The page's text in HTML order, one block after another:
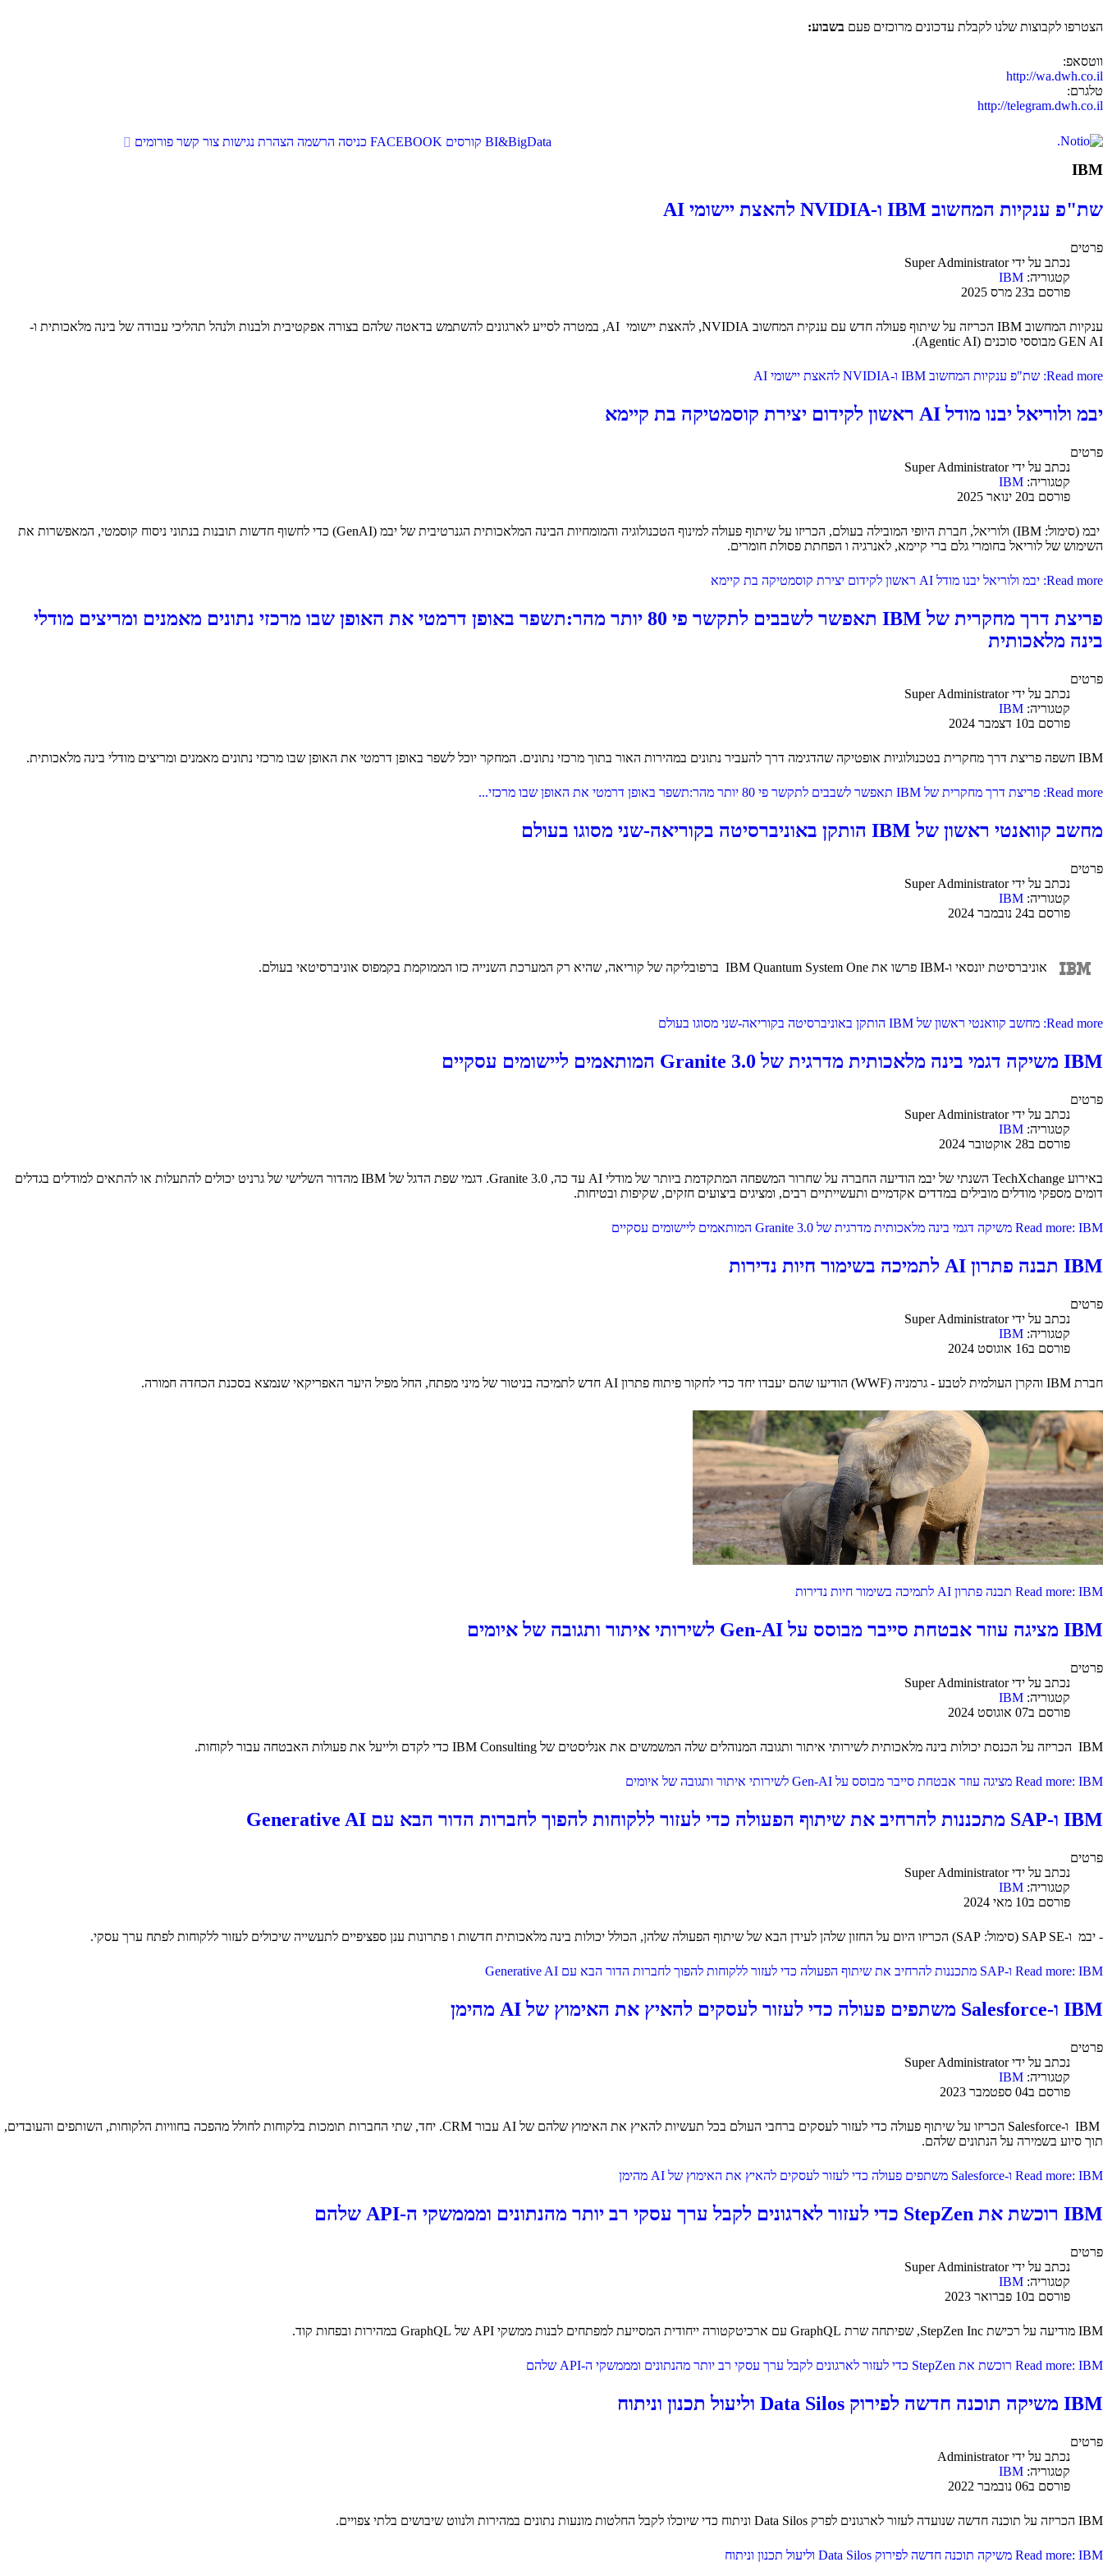
הצטרפו לקבוצות שלנו לקבלת עדכונים מרוכזים פעם בשבוע:
ווטסאפ:
http://wa.dwh.co.il
טלגרם:
http://telegram.dwh.co.il
BI&BigData קורסים FACEBOOK כניסה הרשמה הצהרת נגישות צור קשר פורומים
IBM
שת"פ ענקיות המחשוב IBM ו-NVIDIA להאצת יישומי AI
פרטים
נכתב על ידיSuper Administrator
קטגוריה: IBM
פורסם ב23 מרס 2025
ענקיות המחשוב IBM הכריזה על שיתוף פעולה חדש עם ענקית המחשוב NVIDIA, להאצת יישומי AI, במטרה לסייע לארגונים להשתמש בדאטה שלהם בצורה אפקטיבית ולבנות ולנהל תהליכי עבודה של בינה מלאכותית ו-
GEN AI מבוססי סוכנים (Agentic AI).
Read more: שת"פ ענקיות המחשוב IBM ו-NVIDIA להאצת יישומי AI
יבמ ולוריאל יבנו מודל AI ראשון לקידום יצירת קוסמטיקה בת קיימא
פרטים
נכתב על ידיSuper Administrator
קטגוריה: IBM
פורסם ב20 ינואר 2025
יבמ (סימול: IBM) ולוריאל, חברת היופי המובילה בעולם, הכריזו על שיתוף פעולה למינוף הטכנולוגיה והמומחיות הבינה המלאכותית הגנרטיבית של יבמ (GenAI) כדי לחשוף חדשות תובנות בנתוני ניסוח קוסמטי, המאפשרות את
השימוש של לוריאל בחומרי גלם ברי קיימא, לאנרגיה ו הפחתת פסולת חומרים.
Read more: יבמ ולוריאל יבנו מודל AI ראשון לקידום יצירת קוסמטיקה בת קיימא
פריצת דרך מחקרית של IBM תאפשר לשבבים לתקשר פי 80 יותר מהר:תשפר באופן דרמטי את האופן שבו מרכזי נתונים מאמנים ומריצים מודלי
בינה מלאכותית
פרטים
נכתב על ידיSuper Administrator
קטגוריה: IBM
פורסם ב10 דצמבר 2024
IBM חשפה פריצת דרך מחקרית בטכנולוגיות אופטיקה שהדגימה דרך להעביר נתונים במהירות האור בתוך מרכזי נתונים. המחקר יוכל לשפר באופן דרמטי את האופן שבו מרכזי נתונים מאמנים ומריצים מודלי בינה מלאכותית.
Read more: פריצת דרך מחקרית של IBM תאפשר לשבבים לתקשר פי 80 יותר מהר:תשפר באופן דרמטי את האופן שבו מרכזי...
מחשב קוואנטי ראשון של IBM הותקן באוניברסיטה בקוריאה-שני מסוגו בעולם
פרטים
נכתב על ידיSuper Administrator
קטגוריה: IBM
פורסם ב24 נובמבר 2024
אוניברסיטת יונסאי ו-IBM פרשו את IBM Quantum System One ברפובליקה של קוריאה, שהיא רק המערכת השנייה כזו הממוקמת בקמפוס אוניברסיטאי בעולם.
Read more: מחשב קוואנטי ראשון של IBM הותקן באוניברסיטה בקוריאה-שני מסוגו בעולם
IBM משיקה דגמי בינה מלאכותית מדרגית של Granite 3.0 המותאמים ליישומים עסקיים
פרטים
נכתב על ידיSuper Administrator
קטגוריה: IBM
פורסם ב28 אוקטובר 2024
באירוע TechXchange השנתי של יבמ הודיעה החברה על שחרור המשפחה המתקדמת ביותר של מודלי AI עד כה, Granite 3.0. דגמי שפת הדגל של IBM מהדור השלישי של גרניט יכולים להתעלות או להתאים למודלים בגדלים
דומים מספקי מודלים מובילים במדדים אקדמיים ותעשייתיים רבים, ומציגים ביצועים חזקים, שקיפות ובטיחות.
Read more: IBM משיקה דגמי בינה מלאכותית מדרגית של Granite 3.0 המותאמים ליישומים עסקיים
IBM תבנה פתרון AI לתמיכה בשימור חיות נדירות
פרטים
נכתב על ידיSuper Administrator
קטגוריה: IBM
פורסם ב16 אוגוסט 2024
חברת IBM והקרן העולמית לטבע - גרמניה (WWF) הודיעו שהם יעבדו יחד כדי לחקור פיתוח פתרון AI חדש לתמיכה בניטור של מיני מפתח, החל מפיל היער האפריקאי שנמצא בסכנת הכחדה חמורה.
Read more: IBM תבנה פתרון AI לתמיכה בשימור חיות נדירות
IBM מציגה עוזר אבטחת סייבר מבוסס על Gen-AI לשירותי איתור ותגובה של איומים
פרטים
נכתב על ידיSuper Administrator
קטגוריה: IBM
פורסם ב07 אוגוסט 2024
IBM הכריזה על הכנסת יכולות בינה מלאכותית לשירותי איתור ותגובה המנוהלים שלה המשמשים את אנליסטים של IBM Consulting כדי לקדם ולייעל את פעולות האבטחה עבור לקוחות.
Read more: IBM מציגה עוזר אבטחת סייבר מבוסס על Gen-AI לשירותי איתור ותגובה של איומים
IBM ו-SAP מתכננות להרחיב את שיתוף הפעולה כדי לעזור ללקוחות להפוך לחברות הדור הבא עם Generative AI
פרטים
נכתב על ידיSuper Administrator
קטגוריה: IBM
פורסם ב10 מאי 2024
- יבמ ו-SAP SE (סימול: SAP) הכריזו היום על החזון שלהן לעידן הבא של שיתוף הפעולה שלהן, הכולל יכולות בינה מלאכותית חדשות ו פתרונות ענן ספציפיים לתעשייה שיכולים לעזור ללקוחות לפתח ערך עסקי.
Read more: IBM ו-SAP מתכננות להרחיב את שיתוף הפעולה כדי לעזור ללקוחות להפוך לחברות הדור הבא עם Generative AI
IBM ו-Salesforce משתפים פעולה כדי לעזור לעסקים להאיץ את האימוץ של AI מהימן
פרטים
נכתב על ידיSuper Administrator
קטגוריה: IBM
פורסם ב04 ספטמבר 2023
IBM ו-Salesforce הכריזו על שיתוף פעולה כדי לעזור לעסקים ברחבי העולם בכל תעשיות להאיץ את האימוץ שלהם של AI עבור CRM. יחד, שתי החברות תומכות בלקוחות לחולל מהפכה בחוויות הלקוחות, השותפים והעובדים,
תוך סיוע בשמירה על הנתונים שלהם.
Read more: IBM ו-Salesforce משתפים פעולה כדי לעזור לעסקים להאיץ את האימוץ של AI מהימן
IBM רוכשת את StepZen כדי לעזור לארגונים לקבל ערך עסקי רב יותר מהנתונים ומממשקי ה-API שלהם
פרטים
נכתב על ידיSuper Administrator
קטגוריה: IBM
פורסם ב10 פברואר 2023
IBM מודיעה על רכישת StepZen Inc, שפיתחה שרת GraphQL עם ארכיטקטורה ייחודית המסייעת למפתחים לבנות ממשקי API של GraphQL במהירות ובפחות קוד.
Read more: IBM רוכשת את StepZen כדי לעזור לארגונים לקבל ערך עסקי רב יותר מהנתונים ומממשקי ה-API שלהם
IBM משיקה תוכנה חדשה לפירוק Data Silos וליעול תכנון וניתוח
פרטים
נכתב על ידיAdministrator
קטגוריה: IBM
פורסם ב06 נובמבר 2022
IBM הכריזה על תוכנה חדשה שנועדה לעזור לארגונים לפרק Data Silos וניתוח כדי שיוכלו לקבל החלטות מונעות נתונים במהירות ולנווט שיבושים בלתי צפויים.
Read more: IBM משיקה תוכנה חדשה לפירוק Data Silos וליעול תכנון וניתוח